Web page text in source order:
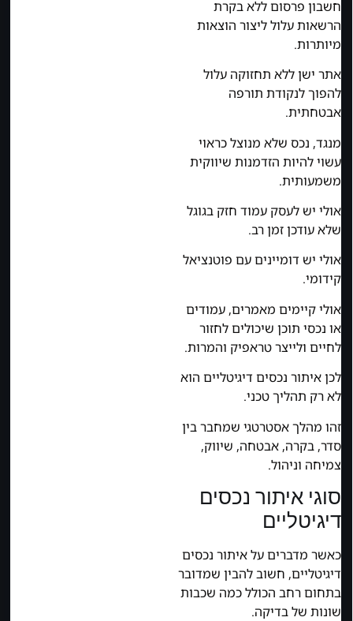
חשבון פרסום ללא בקרת
הרשאות עלול ליצור הוצאות
מיותרות.
אתר ישן ללא תחזוקה עלול
להפוך לנקודת תורפה
אבטחתית.
מנגד, נכס שלא מנוצל כראוי
עשוי להיות הזדמנות שיווקית
משמעותית.
אולי יש לעסק עמוד חזק בגוגל
שלא עודכן זמן רב.
אולי יש דומיינים עם פוטנציאל
קידומי.
אולי קיימים מאמרים, עמודים
או נכסי תוכן שיכולים לחזור
לחיים ולייצר טראפיק והמרות.
לכן איתור נכסים דיגיטליים הוא
לא רק תהליך טכני.
זהו מהלך אסטרטגי שמחבר בין
סדר, בקרה, אבטחה, שיווק,
צמיחה וניהול.
סוגי איתור נכסים
דיגיטליים
כאשר מדברים על איתור נכסים
דיגיטליים, חשוב להבין שמדובר
בתחום רחב הכולל כמה שכבות
שונות של בדיקה.